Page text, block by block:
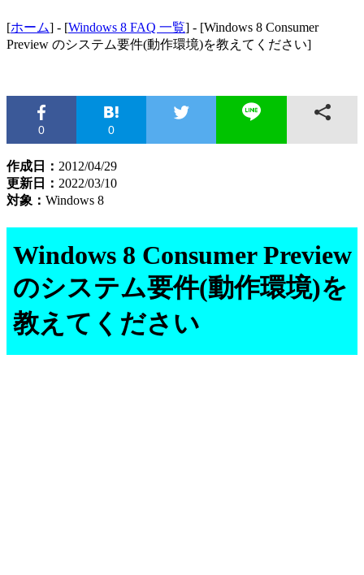
[ホーム] - [Windows 8 FAQ 一覧] - [Windows 8 Consumer
Preview のシステム要件(動作環境)を教えてください]
0 0
作成日： 2012/04/29
更新日： 2022/03/10
対象： Windows 8
Windows 8 Consumer Preview
のシステム要件(動作環境)を
教えてください